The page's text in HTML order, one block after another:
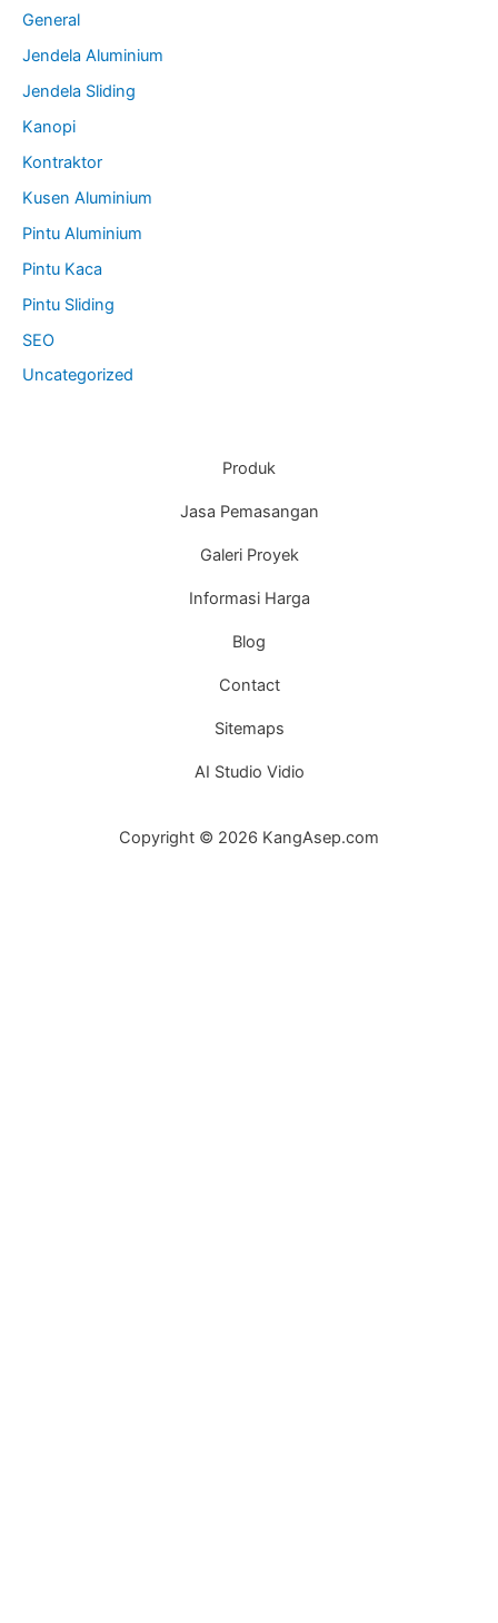
General
Jendela Aluminium
Jendela Sliding
Kanopi
Kontraktor
Kusen Aluminium
Pintu Aluminium
Pintu Kaca
Pintu Sliding
SEO
Uncategorized
Produk
Jasa Pemasangan
Galeri Proyek
Informasi Harga
Blog
Contact
Sitemaps
AI Studio Vidio
Copyright © 2026 KangAsep.com